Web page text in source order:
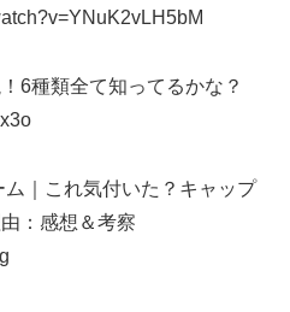
6種類全て知ってるかな？
｜これ気付いた？キャップ
由：感想＆考察